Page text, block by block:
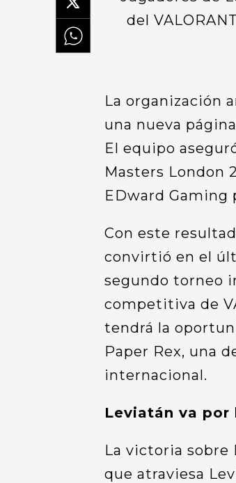
La organización
una nueva
El equipo
Masters London
EDward Gaming
Con este
convirtió en el
segundo torneo
competitiva de
tendrá la
Paper Rex, una
internacional.
Leviatán va por
La victoria
que atraviesa